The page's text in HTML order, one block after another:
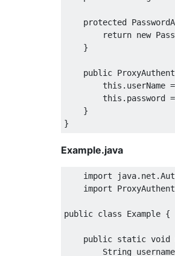
protected
return new
}
public
this . userName =
this . password =
}
}
Example.java
import java. net .
import
public class Example {
public static void
String username